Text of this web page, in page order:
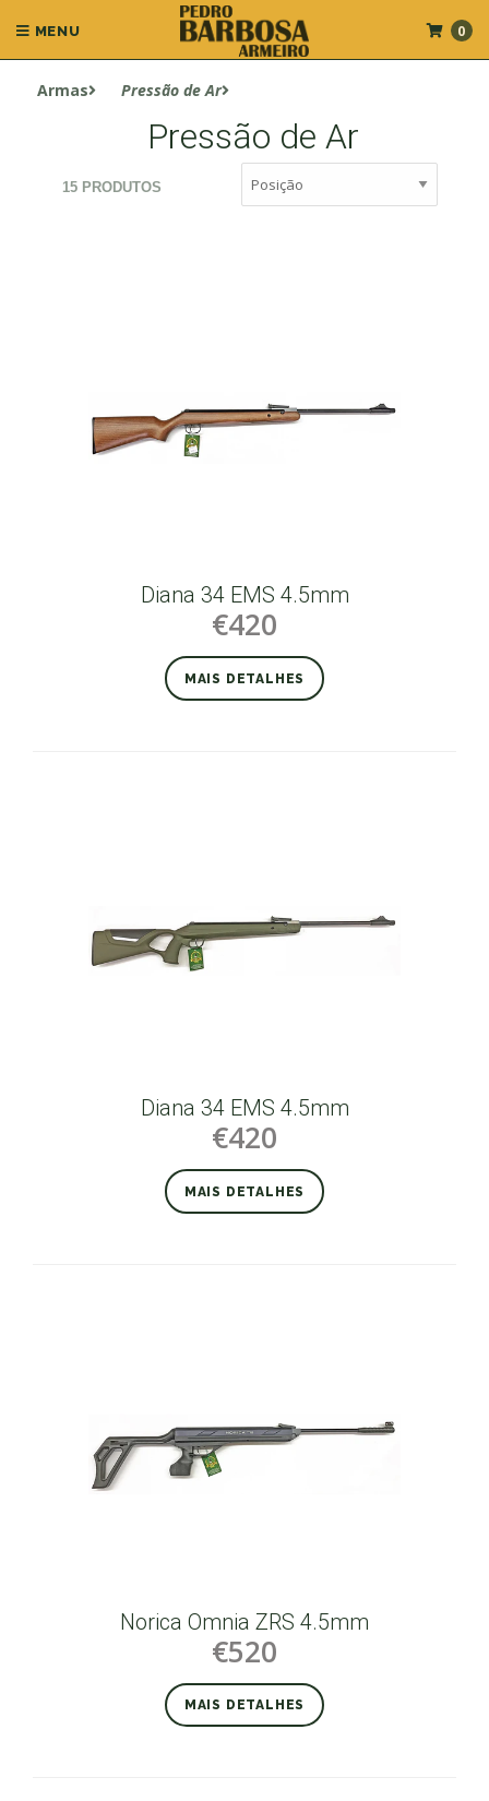
MENU 0
Armas Pressão de Ar
Pressão de Ar
15 PRODUTOS
Diana 34 EMS 4.5mm
€420
MAIS DETALHES
Diana 34 EMS 4.5mm
€420
MAIS DETALHES
Norica Omnia ZRS 4.5mm
€520
MAIS DETALHES